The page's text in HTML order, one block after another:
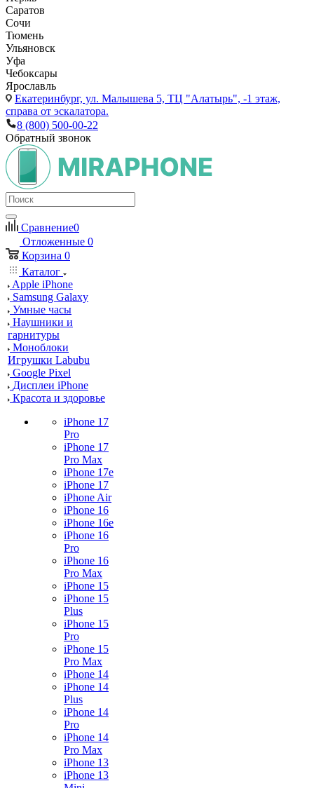
Саратов
Сочи
Тюмень
Ульяновск
Уфа
Чебоксары
Ярославль
Екатеринбург, ул. Малышева 5, ТЦ "Алатырь", -1 этаж,
справа от эскалатора.
8 (800) 500-00-22
Обратный звонок
Сравнение0
Отложенные 0
Корзина 0
Каталог
Apple iPhone
Samsung Galaxy
Умные часы
Наушники и
гарнитуры
Моноблоки
Игрушки Labubu
Google Pixel
Дисплеи iPhone
Красота и здоровье
iPhone 17
Pro
iPhone 17
Pro Max
iPhone 17e
iPhone 17
iPhone Air
iPhone 16
iPhone 16e
iPhone 16
Pro
iPhone 16
Pro Max
iPhone 15
iPhone 15
Plus
iPhone 15
Pro
iPhone 15
Pro Max
iPhone 14
iPhone 14
Plus
iPhone 14
Pro
iPhone 14
Pro Max
iPhone 13
iPhone 13